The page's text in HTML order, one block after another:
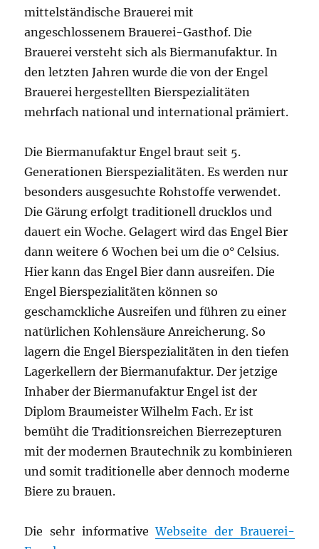
mittelständische Brauerei mit
angeschlossenem Brauerei-Gasthof. Die
Brauerei versteht sich als Biermanufaktur. In
den letzten Jahren wurde die von der Engel
Brauerei hergestellten Bierspezialitäten
mehrfach national und international prämiert.
Die Biermanufaktur Engel braut seit 5.
Generationen Bierspezialitäten. Es werden nur
besonders ausgesuchte Rohstoffe verwendet.
Die Gärung erfolgt traditionell drucklos und
dauert ein Woche. Gelagert wird das Engel Bier
dann weitere 6 Wochen bei um die 0° Celsius.
Hier kann das Engel Bier dann ausreifen. Die
Engel Bierspezialitäten können so
geschamckliche Ausreifen und führen zu einer
natürlichen Kohlensäure Anreicherung. So
lagern die Engel Bierspezialitäten in den tiefen
Lagerkellern der Biermanufaktur. Der jetzige
Inhaber der Biermanufaktur Engel ist der
Diplom Braumeister Wilhelm Fach. Er ist
bemüht die Traditionsreichen Bierrezepturen
mit der modernen Brautechnik zu kombinieren
und somit traditionelle aber dennoch moderne
Biere zu brauen.
Die sehr informativeWebseite der Brauerei-